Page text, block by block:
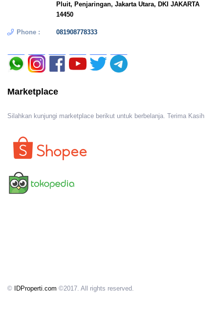
Pluit, Penjaringan, Jakarta Utara, DKI JAKARTA
14450
Phone : 081908778333
Marketplace
Silahkan kunjungi marketplace berikut untuk berbelanja. Terima Kasih
© IDProperti.com ©2017. All rights reserved.